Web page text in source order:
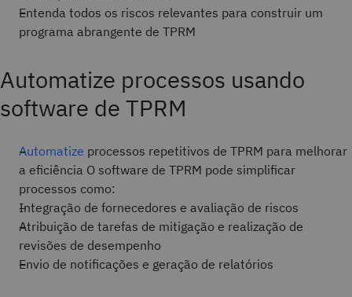
Entenda todos os riscos relevantes para construir um
programa abrangente de TPRM
Automatize processos usando
software de TPRM
Automatize processos repetitivos de TPRM para melhorar
a eficiência O software de TPRM pode simplificar
processos como:
Integração de fornecedores e avaliação de riscos
Atribuição de tarefas de mitigação e realização de
revisões de desempenho
Envio de notificações e geração de relatórios